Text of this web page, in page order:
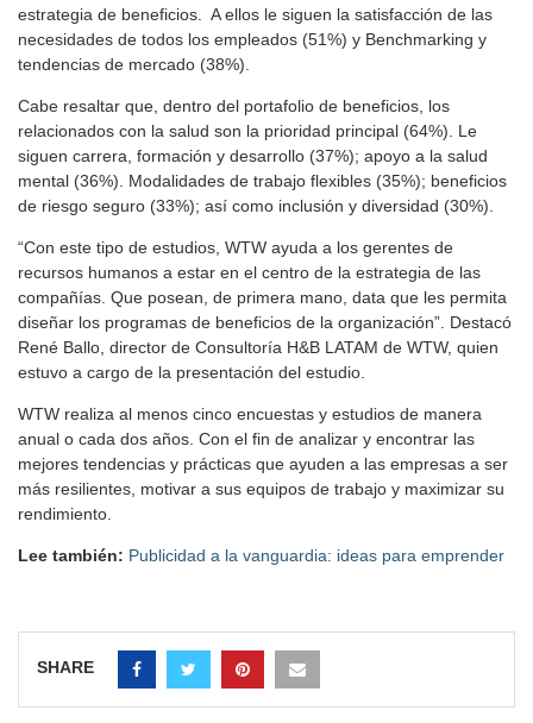
estrategia de beneficios. A ellos le siguen la satisfacción de las
necesidades de todos los empleados (51%) y Benchmarking y
tendencias de mercado (38%).
Cabe resaltar que, dentro del portafolio de beneficios, los
relacionados con la salud son la prioridad principal (64%). Le
siguen carrera, formación y desarrollo (37%); apoyo a la salud
mental (36%). Modalidades de trabajo flexibles (35%); beneficios
de riesgo seguro (33%); así como inclusión y diversidad (30%).
“Con este tipo de estudios, WTW ayuda a los gerentes de
recursos humanos a estar en el centro de la estrategia de las
compañías. Que posean, de primera mano, data que les permita
diseñar los programas de beneficios de la organización”. Destacó
René Ballo, director de Consultoría H&B LATAM de WTW, quien
estuvo a cargo de la presentación del estudio.
WTW realiza al menos cinco encuestas y estudios de manera
anual o cada dos años. Con el fin de analizar y encontrar las
mejores tendencias y prácticas que ayuden a las empresas a ser
más resilientes, motivar a sus equipos de trabajo y maximizar su
rendimiento.
Lee también: Publicidad a la vanguardia: ideas para emprender
SHARE